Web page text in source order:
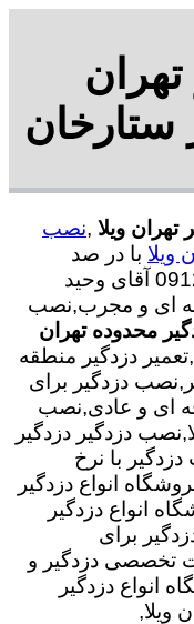
تهران
ستارخان
تهران ویلا ,نصب
ویلا با در صد
تخفیف مشاوره رایگان,09122362676 آقای وحید
ای و مجرب,نصب
محدوده تهران
,تعمیر دزدگیر منطقه
دزدگیر برای
ای و عادی,نصب
دزدگیر دزدگیر
با نرخ
انواع دزدگیر
انواع دزدگیر
برای
تخصصی دزدگیر و
دزدگیر
ویلا,